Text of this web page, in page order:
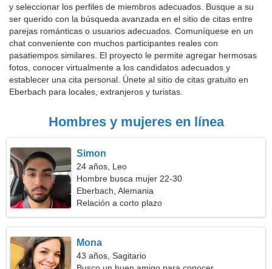
y seleccionar los perfiles de miembros adecuados. Busque a su
ser querido con la búsqueda avanzada en el sitio de citas entre
parejas románticas o usuarios adecuados. Comuníquese en un
chat conveniente con muchos participantes reales con
pasatiempos similares. El proyecto le permite agregar hermosas
fotos, conocer virtualmente a los candidatos adecuados y
establecer una cita personal. Únete al sitio de citas gratuito en
Eberbach para locales, extranjeros y turistas.
Hombres y mujeres en línea
Simon
24 años, Leo
Hombre busca mujer 22-30
Eberbach, Alemania
Relación a corto plazo
Mona
43 años, Sagitario